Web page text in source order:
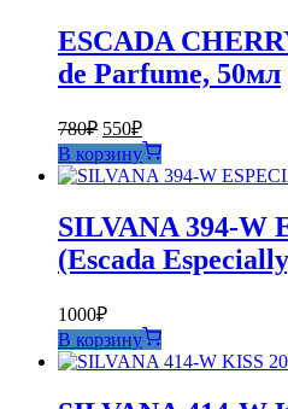
ESCADA
de Parfume, 50мл
780₽ Первоначальная
цена
составляла
550₽Текущая
цена:
550₽.
В корзину
SILVANA 394-W
(Escada
1000₽
В корзину